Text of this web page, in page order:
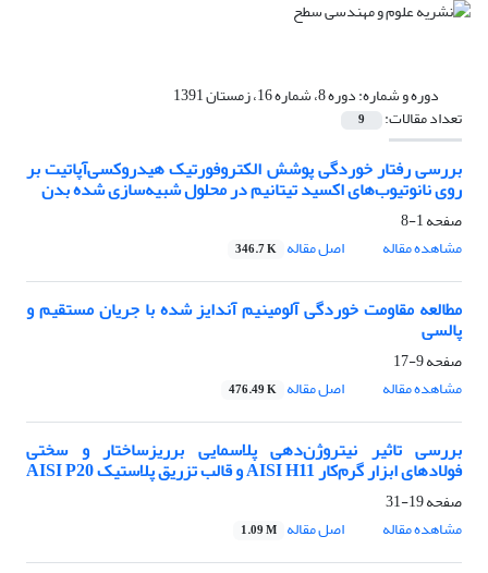
دوره و شماره:دوره 8، شماره 16، زمستان 1391
تعداد مقالات: 9
بررسی رفتار خوردگی پوشش‌ الکتروفورتیک هیدروکسی‌آپاتیت بر
روی نانوتیوب‌های اکسید تیتانیم در محلول شبیه‌سازی شده بدن
صفحه1-8
مشاهده مقاله
اصل مقاله 346.7 K
مطالعه مقاومت خوردگی آلومینیم آندایز شده با جریان مستقیم و
پالسی
صفحه9-17
مشاهده مقاله
اصل مقاله 476.49 K
بررسی تاثیر نیتروژن‌دهی پلاسمایی برریزساختار و سختی
فولادهای ابزار گرم‌کار AISI H11 و قالب تزریق پلاستیک AISI P20
صفحه19-31
مشاهده مقاله
اصل مقاله 1.09 M